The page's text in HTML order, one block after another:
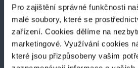
Pro zajištění správné funkčnosti
malé soubory, které se
zařízení. Cookies dělíme na
marketingové. Využívání cookies
které jsou přizpůsobeny vašim